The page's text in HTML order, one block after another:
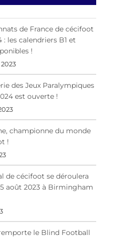
de France de cécifoot
: les calendriers B1 et
!
des Jeux Paralympiques
est ouverte !
championne du monde
!
de cécifoot se déroulera
août 2023 à Birmingham
le Blind Football